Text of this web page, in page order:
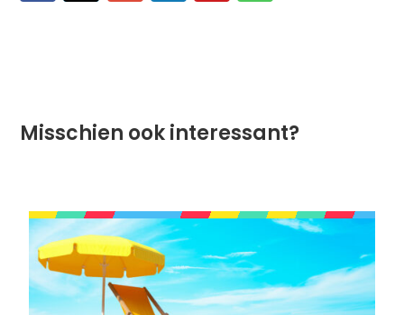
Misschien ook interessant?